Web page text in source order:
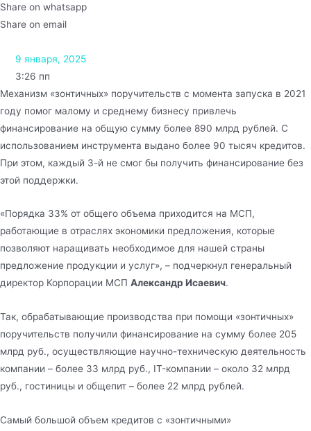
Share on whatsapp
Share on email
9 января, 2025
3:26 пп
Механизм «зонтичных» поручительств с момента запуска в 2021
году помог малому и среднему бизнесу привлечь
финансирование на общую сумму более 890 млрд рублей. С
использованием инструмента выдано более 90 тысяч кредитов.
При этом, каждый 3-й не смог бы получить финансирование без
этой поддержки.
«Порядка 33% от общего объема приходится на МСП,
работающие в отраслях экономики предложения, которые
позволяют наращивать необходимое для нашей страны
предложение продукции и услуг», – подчеркнул генеральный
директор Корпорации МСП Александр Исаевич.
Так, обрабатывающие производства при помощи «зонтичных»
поручительств получили финансирование на сумму более 205
млрд руб., осуществляющие научно-техническую деятельность
компании – более 33 млрд руб., IT-компании – около 32 млрд
руб., гостиницы и общепит – более 22 млрд рублей.
Самый большой объем кредитов с «зонтичными»